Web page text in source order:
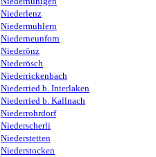
Niederlenz
Niedermuhlern
Niederneunforn
Niederönz
Niederösch
Niederrickenbach
Niederried b. Interlaken
Niederried b. Kallnach
Niederrohrdorf
Niederscherli
Niederstetten
Niederstocken